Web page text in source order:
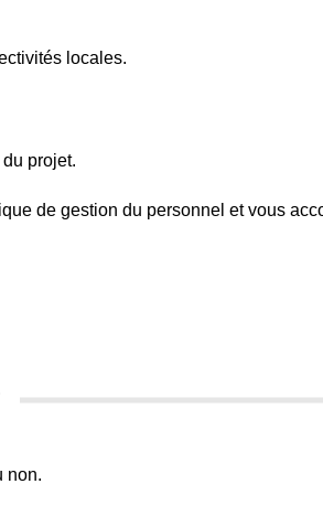
locales.
projet.
de gestion du personnel et vous
non.